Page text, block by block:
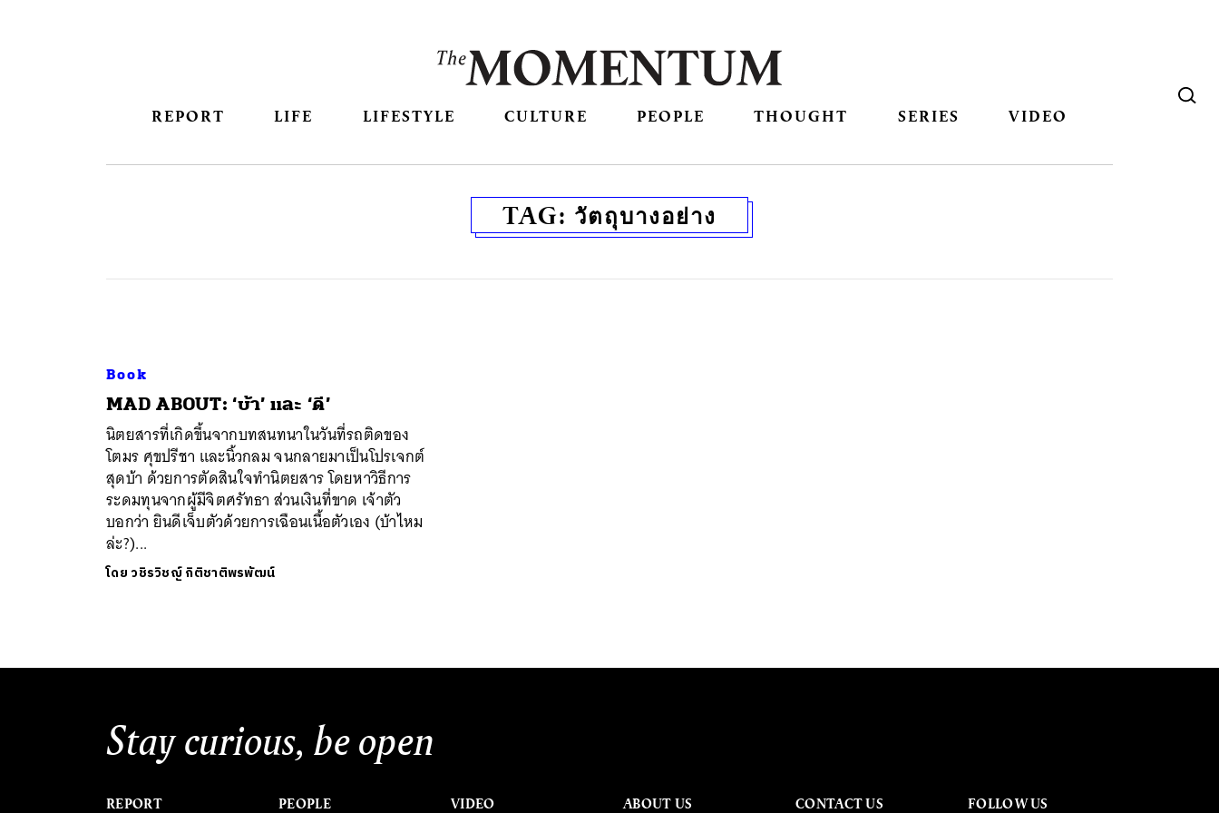
REPORT LIFE LIFESTYLE CULTURE PEOPLE THOUGHT SERIES VIDEO
TAG: วัตถุบางอย่าง
Book
MAD ABOUT: ‘บ้า’ และ ‘ดี’
นิตยสารที่เกิดขึ้นจากบทสนทนาในวันที่รถติดของ
โตมร ศุขปรีชา และนิ้วกลม จนกลายมาเป็นโปรเจกต์
สุดบ้า ด้วยการตัดสินใจทำนิตยสาร โดยหาวิธีการ
ระดมทุนจากผู้มีจิตศรัทธา ส่วนเงินที่ขาด เจ้าตัว
บอกว่า ยินดีเจ็บตัวด้วยการเฉือนเนื้อตัวเอง (บ้าไหม
ล่ะ?)...
โดยวชิรวิชญ์ กิติชาติพรพัฒน์
Stay curious, be open
REPORT PEOPLE VIDEO ABOUT US CONTACT US FOLLOW US